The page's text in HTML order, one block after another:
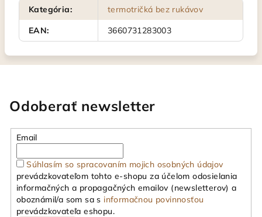
Kategória:
termotričká bez rukávov
EAN: 3660731283003
Odoberať newsletter
Email
Súhlasím so spracovaním mojich osobných údajov
prevádzkovateľom tohto e-shopu za účelom odosielania
informačných a propagačných emailov (newsletterov) a
oboznámil/a som sa s informačnou povinnosťou
prevádzkovateľa eshopu.